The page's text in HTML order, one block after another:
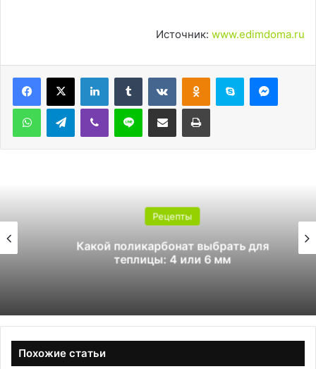
Источник: www.edimdoma.ru
LinkedInTumblr ВконтактеОдноклассники
Skype
WhatsAppTelegramViber Line Поделиться через электронную почту Печатать
Рецепты
Какой поликарбонат выбрать для
теплицы: 4 или 6 мм
Похожие статьи